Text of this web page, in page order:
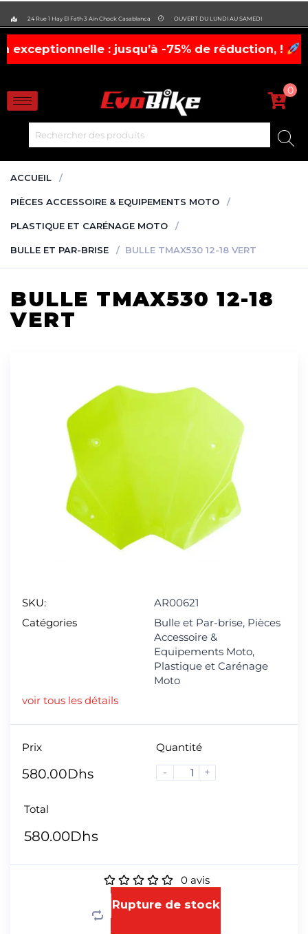
24 Rue 1 Hay El Fath 3 Ain Chock Casablanca OUVERT DU LUNDI AU SAMEDI
: jusqu’à -75% de réduction, !
0
ACCUEIL
PIÈCES ACCESSOIRE & EQUIPEMENTS MOTO
PLASTIQUE ET CARÉNAGE MOTO
BULLE ET PAR-BRISE BULLE TMAX530 12-18 VERT
BULLE TMAX530 12-18
VERT
SKU:
AR00621
Catégories
Bulle et Par-brise, Pièces
Accessoire &
Equipements Moto,
Plastique et Carénage
Moto
voir tous les détails
Prix
580.00Dhs
Quantité
-
+
Total
580.00Dhs
0avis
Rupture de stock